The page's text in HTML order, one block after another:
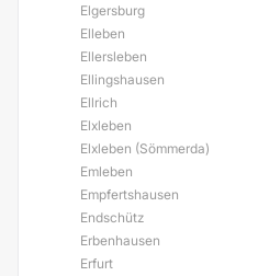
Elgersburg
Elleben
Ellersleben
Ellingshausen
Ellrich
Elxleben
Elxleben (Sömmerda)
Emleben
Empfertshausen
Endschütz
Erbenhausen
Erfurt